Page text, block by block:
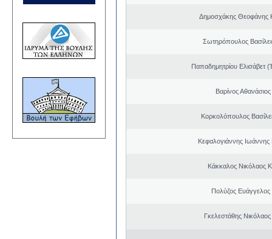
Δημοσχάκης Θεοφάνης
Σωτηρόπουλος
Παπαδημητρίου Ελισάβετ
Βαρίνος
Κορκολόπουλος
Κεφαλογιάννης Ιωάννης
Κάκκαλος Νικόλαος
Πολύζος Ευάγγελος
Γκελεστάθης